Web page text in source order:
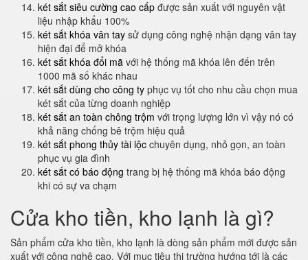
két sắt siêu cường cao cấp được sản xuất với nguyên vật
liệu nhập khẩu 100%
két sắt khóa vân tay sử dụng công nghệ nhận dạng vân tay
hiện đại để mở khóa
két sắt khóa đổi mã với hệ thống mã khóa lên đến trên
1000 mã số khác nhau
két sắt dùng cho công ty phục vụ tốt cho nhu cầu chọn mua
két sắt của từng doanh nghiệp
két sắt an toàn chông trộm với trọng lượng lớn vì vậy nó có
khả năng chống bê trộm hiệu quả
két sắt phong thủy tài lộc chuyên dụng, nhỏ gọn, an toàn
phục vụ gia đình
két sắt có báo động trang bị hệ thống mã khóa báo động
khi có sự va chạm
Cửa kho tiền, kho lạnh là gì?
Sản phẩm cửa kho tiền, kho lạnh là dòng sản phẩm mới được sản
xuất với công nghệ cao. Với mục tiêu thị trường hướng tới là các